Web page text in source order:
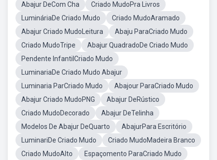
Abajur DeCom Cha
Criado MudoPra Livros
LumináriaDe Criado Mudo
Criado MudoAramado
Abajur Criado MudoLeitura
Abaju ParaCriado Mudo
Criado MudoTripe
Abajur QuadradoDe Criado Mudo
Pendente InfantilCriado Mudo
LuminariaDe Criado Mudo Abajur
Luminaria ParCriado Mudo
Abajour ParaCriado Mudo
Abajur Criado MudoPNG
Abajur DeRústico
Criado MudoDecorado
Abajur DeTelinha
Modelos De Abajur DeQuarto
AbajurPara Escritório
LuminariDe Criado Mudo
Criado MudoMadeira Branco
Criado MudoAlto
Espaçomento ParaCriado Mudo